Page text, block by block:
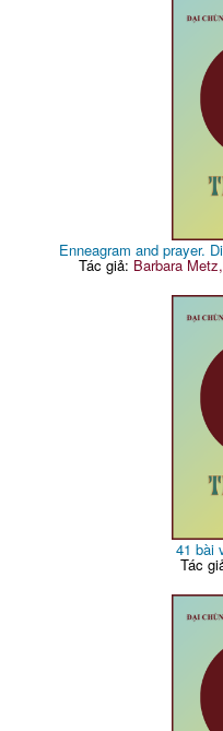
Enneagram and prayer.
Tác giả: Barbara
41 bài
Tác